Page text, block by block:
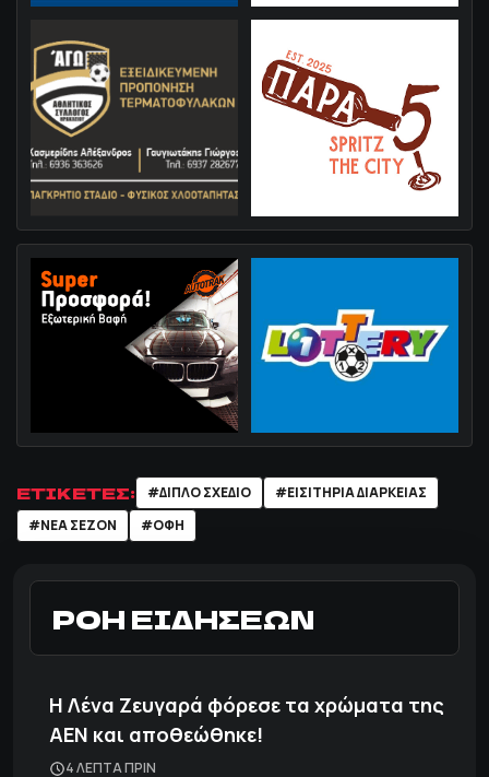
ΕΤΙΚΕΤΕΣ: #ΔΙΠΛΟ ΣΧΕΔΙΟ
#ΕΙΣΙΤΗΡΙΑ ΔΙΑΡΚΕΙΑΣ
#ΝΕΑ ΣΕΖΟΝ
#ΟΦΗ
ΡΟΗ ΕΙΔΗΣΕΩΝ
Η Λένα Ζευγαρά φόρεσε τα χρώματα της
ΑΕΝ και αποθεώθηκε!
4 ΛΕΠΤΑ ΠΡΙΝ